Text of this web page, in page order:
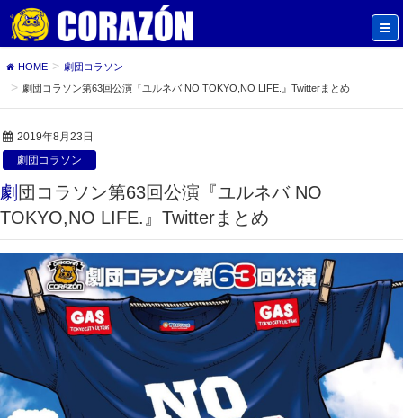
HOME
劇団コラソン
劇団コラソン第63回公演『ユルネバ NO TOKYO,NO LIFE.』Twitterまとめ
2019年8月23日
劇団コラソン
劇団コラソン第63回公演『ユルネバ NO
TOKYO,NO LIFE.』Twitterまとめ